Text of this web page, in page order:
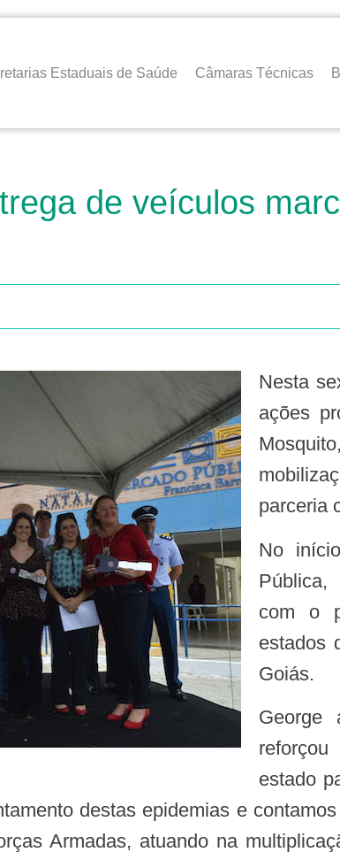
Estaduais de Saúde Câmaras Técnicas
de veículos
Nesta sexta-feira (2) o Rio Grande do Norte participou das
ações
parceria
No início da manhã o secretário de estado da Saúde
Pública,
com o
estados
Goiás.
George agradeceu o apoio do Ministério da Saúde e
estado
destas epidemias e
Armadas, atuando na